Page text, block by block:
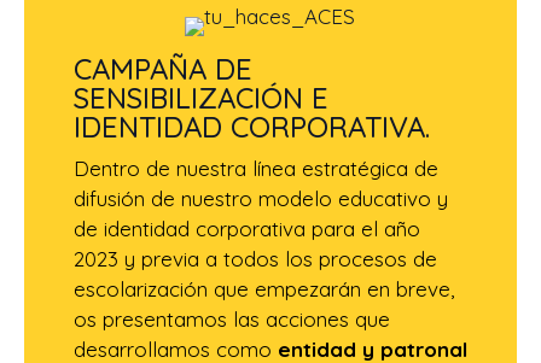
CAMPAÑA DE
SENSIBILIZACIÓN E
IDENTIDAD CORPORATIVA.
Dentro de nuestra línea estratégica de
difusión de nuestro modelo educativo y
de identidad corporativa para el año
2023 y previa a todos los procesos de
escolarización que empezarán en breve,
os presentamos las acciones que
desarrollamos como entidad y patronal